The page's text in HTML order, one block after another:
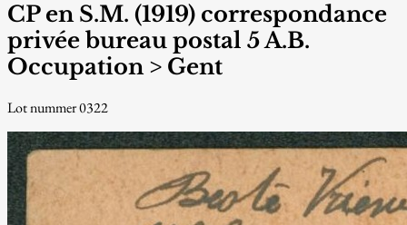
CP en S.M. (1919) correspondance
privée bureau postal 5 A.B.
Occupation > Gent
Lot nummer 0322